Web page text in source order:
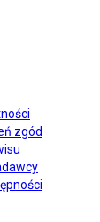
zgód